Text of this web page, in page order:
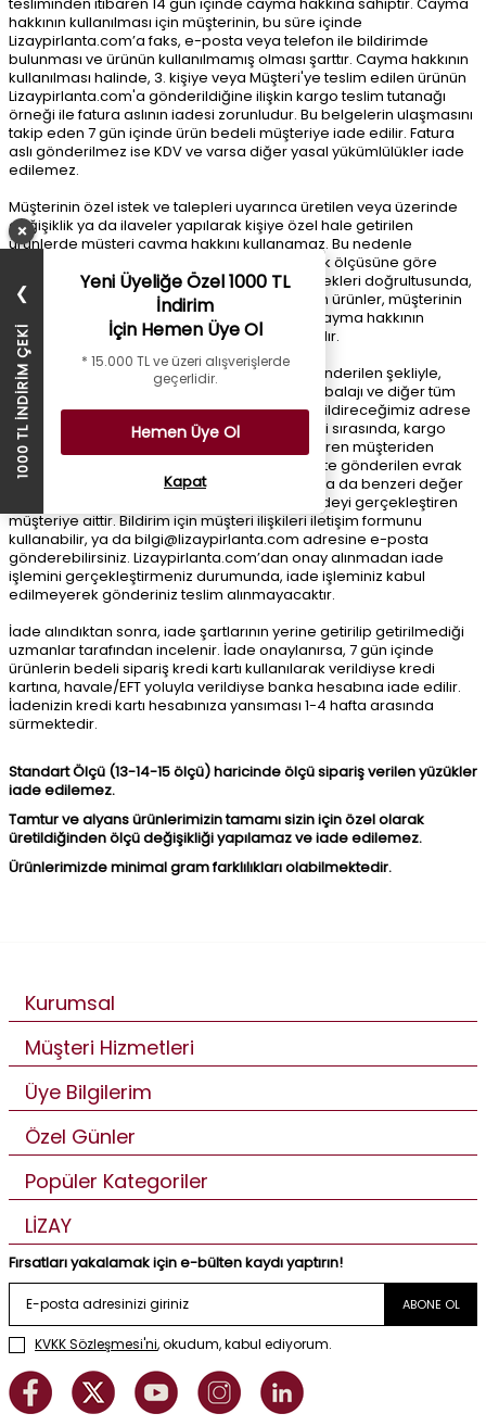
hakkının kullanılması için müşterinin, bu süre içinde
Lizaypirlanta.com’a faks, e-posta veya telefon ile bildirimde
bulunması ve ürünün kullanılmamış olması şarttır. Cayma hakkının
kullanılması halinde, 3. kişiye veya Müşteri'ye teslim edilen ürünün
Lizaypirlanta.com'a gönderildiğine ilişkin kargo teslim tutanağı
örneği ile fatura aslının iadesi zorunludur. Bu belgelerin ulaşmasını
takip eden 7 gün içinde ürün bedeli müşteriye iade edilir. Fatura
aslı gönderilmez ise KDV ve varsa diğer yasal yükümlülükler iade
edilemez.
Müşterinin özel istek ve talepleri uyarınca üretilen veya üzerinde
değişiklik ya da ilaveler yapılarak kişiye özel hale getirilen
ürünlerde müşteri cayma hakkını kullanamaz. Bu nedenle
müşterinin sipariş sırasında seçeceği parmak ölçüsüne göre
ayarlanacağı için tüm yüzükler, müşterinin istekleri doğrultusunda,
altın kısımların üzerine ya da içine yazı yazılan ürünler, müşterinin
istekleri doğrultusunda üretilen tüm ürünler cayma hakkının
kullanılamayacağı ürünler kapsamında yer alır.
İade etmek istediğiniz siparişlerinizin, size gönderilen şekliyle,
ürün, fatura, irsaliye, sertifika, ürün kutusu, ambalajı ve diğer tüm
evrak ve materyallerin, eksiksiz olarak, size bildireceğimiz adrese
gönderilmesi gerekmektedir. İade gönderimi sırasında, kargo
firmalarından, ya da iade işlemini gerçekleştiren müşteriden
kaynaklanan sebeplerle, ürün ve ürünle birlikte gönderilen evrak
ve materyallerde meydana gelen bozulma ya da benzeri değer
kaybettirici her türlü durumun sorumluluğu iadeyi gerçekleştiren
müşteriye aittir. Bildirim için müşteri ilişkileri iletişim formunu
kullanabilir, ya da bilgi@lizaypirlanta.com adresine e-posta
gönderebilirsiniz. Lizaypirlanta.com’dan onay alınmadan iade
işlemini gerçekleştirmeniz durumunda, iade işleminiz kabul
edilmeyerek gönderiniz teslim alınmayacaktır.
İade alındıktan sonra, iade şartlarının yerine getirilip getirilmediği
uzmanlar tarafından incelenir. İade onaylanırsa, 7 gün içinde
ürünlerin bedeli sipariş kredi kartı kullanılarak verildiyse kredi
kartına, havale/EFT yoluyla verildiyse banka hesabına iade edilir.
İadenizin kredi kartı hesabınıza yansıması 1-4 hafta arasında
sürmektedir.
Standart Ölçü (13-14-15 ölçü) haricinde ölçü sipariş verilen yüzükler
iade edilemez.
Tamtur ve alyans ürünlerimizin tamamı sizin için özel olarak
üretildiğinden ölçü değişikliği yapılamaz ve iade edilemez.
Ürünlerimizde minimal gram farklılıkları olabilmektedir.
Kurumsal
Müşteri Hizmetleri
Üye Bilgilerim
Özel Günler
Popüler Kategoriler
LİZAY
Fırsatları yakalamak için e-bülten kaydı yaptırın!
ABONE OL
KVKK Sözleşmesi'ni, okudum, kabul ediyorum.
×
❯
1000 TL İNDİRİM ÇEKİ
Yeni Üyeliğe Özel 1000 TL
İndirim
İçin Hemen Üye Ol
* 15.000 TL ve üzeri alışverişlerde
geçerlidir.
Hemen Üye Ol
Kapat